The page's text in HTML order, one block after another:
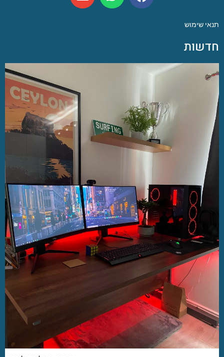
תנאי שימוש
חדשות